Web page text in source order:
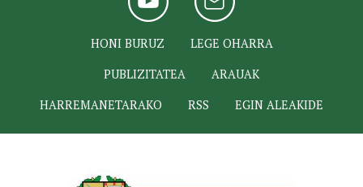
HONI BURUZ
LEGE OHARRA
PUBLIZITATEA
ARAUAK
HARREMANETARAKO
RSS EGIN ALEAKIDE